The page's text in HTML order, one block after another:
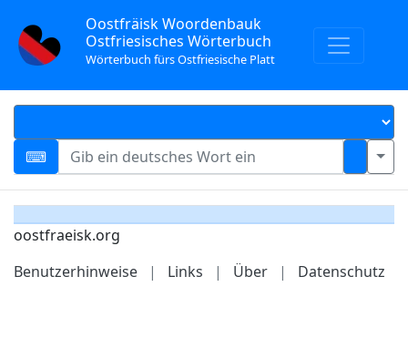
Oostfräisk Woordenbauk
Ostfriesisches Wörterbuch
Wörterbuch fürs Ostfriesische Platt
oostfraeisk.org
Benutzerhinweise
| Links | Über | Datenschutz